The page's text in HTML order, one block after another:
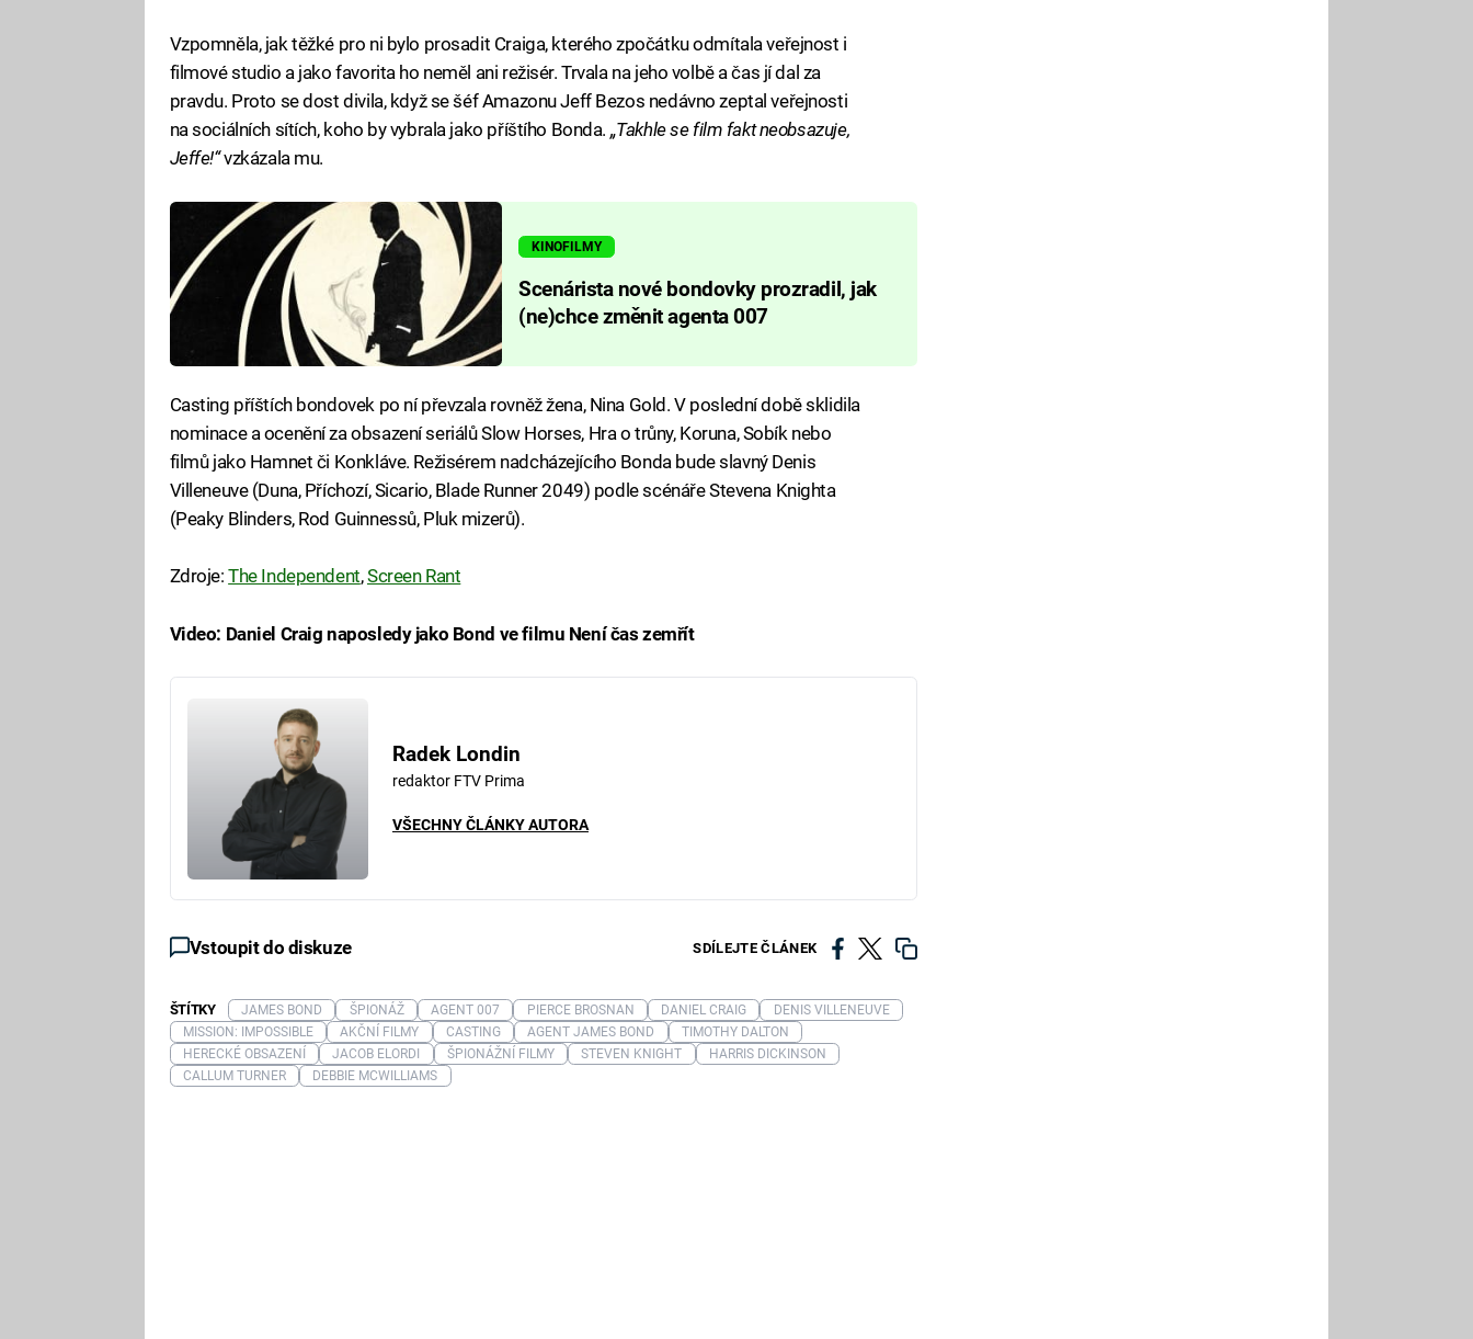
Vzpomněla, jak těžké pro ni bylo prosadit Craiga, kterého zpočátku odmítala veřejnost i
filmové studio a jako favorita ho neměl ani režisér. Trvala na jeho volbě a čas jí dal za
pravdu. Proto se dost divila, když se šéf Amazonu Jeff Bezos nedávno zeptal veřejnosti
na sociálních sítích, koho by vybrala jako příštího Bonda. „Takhle se film fakt neobsazuje,
Jeffe!“vzkázala mu.
KINOFILMY
Scenárista nové bondovky prozradil, jak
(ne)chce změnit agenta 007
Casting příštích bondovek po ní převzala rovněž žena, Nina Gold. V poslední době sklidila
nominace a ocenění za obsazení seriálů Slow Horses, Hra o trůny, Koruna, Sobík nebo
filmů jako Hamnet či Konkláve. Režisérem nadcházejícího Bonda bude slavný Denis
Villeneuve (Duna, Příchozí, Sicario, Blade Runner 2049) podle scénáře Stevena Knighta
(Peaky Blinders, Rod Guinnessů, Pluk mizerů).
Zdroje:The Independent,Screen Rant
Video: Daniel Craig naposledy jako Bond ve filmu Není čas zemřít
Radek Londin
redaktor FTV Prima
VŠECHNY ČLÁNKY AUTORA
Vstoupit do diskuze SDÍLEJTE ČLÁNEK
ŠTÍTKY JAMES BOND ŠPIONÁŽ AGENT 007 PIERCE BROSNAN DANIEL CRAIG
DENIS VILLENEUVE
MISSION: IMPOSSIBLE
AKČNÍ FILMY CASTING AGENT JAMES BOND
TIMOTHY DALTON
HERECKÉ OBSAZENÍ
JACOB ELORDI ŠPIONÁŽNÍ FILMY STEVEN KNIGHT
HARRIS DICKINSON
CALLUM TURNER
DEBBIE MCWILLIAMS